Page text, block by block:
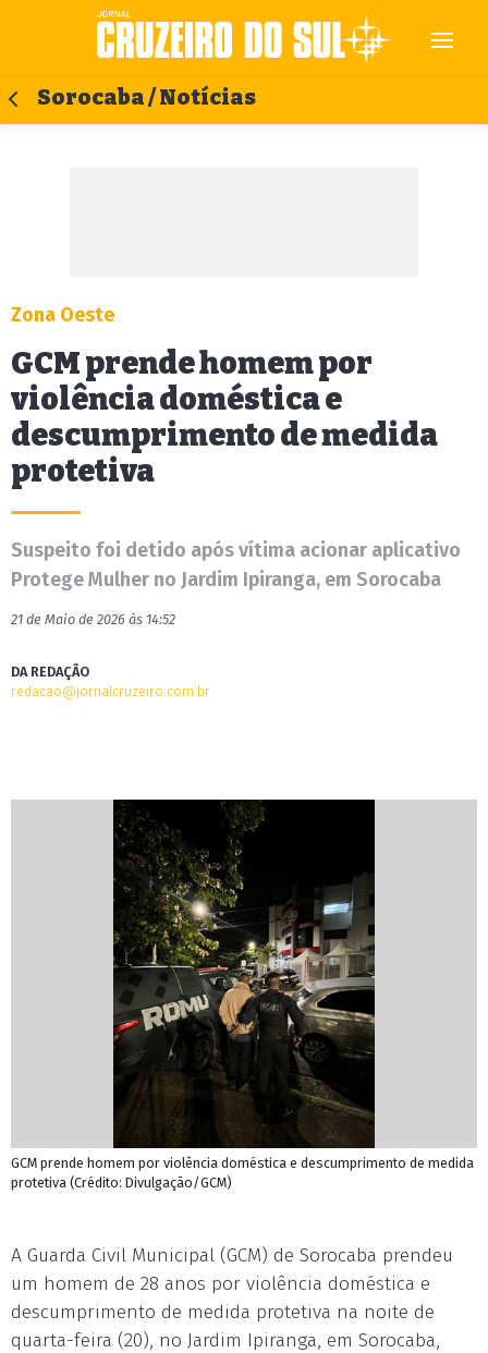
Sorocaba / Notícias
Zona Oeste
GCM prende homem por
violência doméstica e
descumprimento de medida
protetiva
Suspeito foi detido após vítima acionar aplicativo
Protege Mulher no Jardim Ipiranga, em Sorocaba
21 de Maio de 2026 às 14:52
DA REDAÇÃO
redacao@jornalcruzeiro.com.br
GCM prende homem por violência doméstica e descumprimento de medida
protetiva (Crédito: Divulgação/GCM)
A Guarda Civil Municipal (GCM) de Sorocaba prendeu
um homem de 28 anos por violência doméstica e
descumprimento de medida protetiva na noite de
quarta-feira (20), no Jardim Ipiranga, em Sorocaba,